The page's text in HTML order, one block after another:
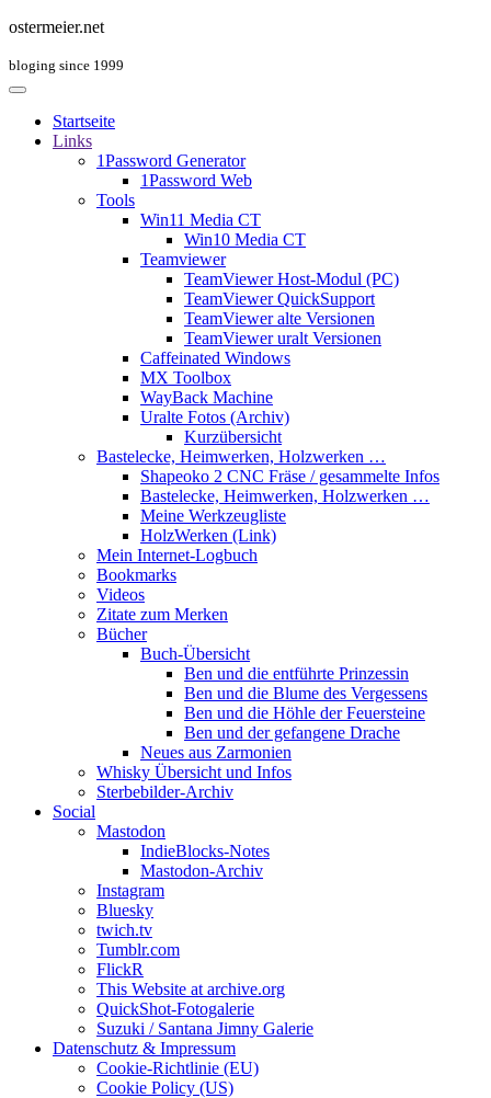
ostermeier.net
bloging since 1999
Startseite
Links
1Password Generator
1Password Web
Tools
Win11 Media CT
Win10 Media CT
Teamviewer
TeamViewer Host-Modul (PC)
TeamViewer QuickSupport
TeamViewer alte Versionen
TeamViewer uralt Versionen
Caffeinated Windows
MX Toolbox
WayBack Machine
Uralte Fotos (Archiv)
Kurzübersicht
Bastelecke, Heimwerken, Holzwerken …
Shapeoko 2 CNC Fräse / gesammelte Infos
Bastelecke, Heimwerken, Holzwerken …
Meine Werkzeugliste
HolzWerken (Link)
Mein Internet-Logbuch
Bookmarks
Videos
Zitate zum Merken
Bücher
Buch-Übersicht
Ben und die entführte Prinzessin
Ben und die Blume des Vergessens
Ben und die Höhle der Feuersteine
Ben und der gefangene Drache
Neues aus Zarmonien
Whisky Übersicht und Infos
Sterbebilder-Archiv
Social
Mastodon
IndieBlocks-Notes
Mastodon-Archiv
Instagram
Bluesky
twich.tv
Tumblr.com
FlickR
This Website at archive.org
QuickShot-Fotogalerie
Suzuki / Santana Jimny Galerie
Datenschutz & Impressum
Cookie-Richtlinie (EU)
Cookie Policy (US)